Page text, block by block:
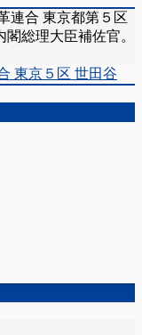
連合 東京都第５区
総理大臣補佐官。
東京５区 世田谷